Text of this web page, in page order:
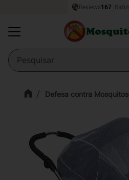
Defesa contra Mosquitos